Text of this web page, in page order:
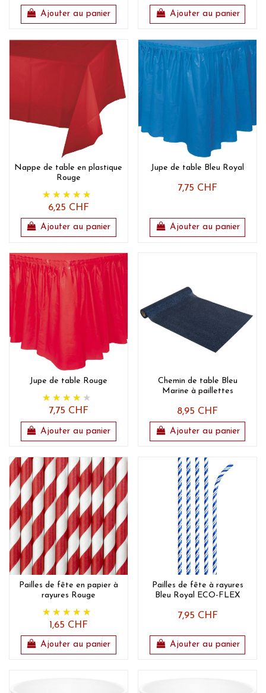
Ajouter au panier Ajouter au panier
Nappe de table en plastique
Rouge
6,25 CHF
Ajouter au panier
Jupe de table Bleu Royal
7,75 CHF
Ajouter au panier
Jupe de table Rouge
7,75 CHF
Ajouter au panier
Chemin de table Bleu
Marine à paillettes
8,95 CHF
Ajouter au panier
Pailles de fête en papier à
rayures Rouge
1,65 CHF
Ajouter au panier
Pailles de fête à rayures
Bleu Royal ECO-FLEX
7,95 CHF
Ajouter au panier